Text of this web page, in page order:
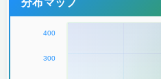
分布マップ
400
300